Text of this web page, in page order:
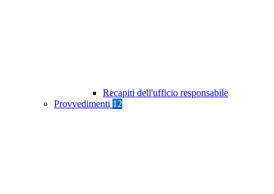
Recapiti dell'ufficio responsabile
Provvedimenti 12